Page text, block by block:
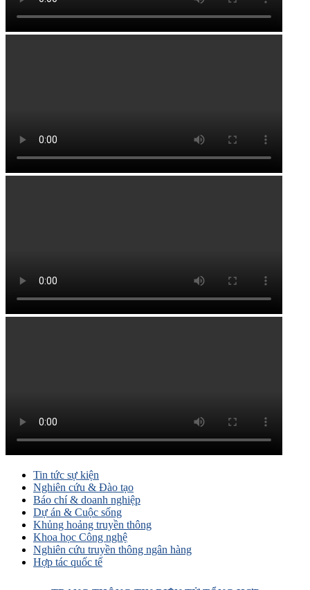
Tin tức sự kiện
Nghiên cứu & Đào tạo
Báo chí & doanh nghiệp
Dự án & Cuộc sống
Khủng hoảng truyền thông
Khoa học Công nghệ
Nghiên cứu truyền thông ngân hàng
Hợp tác quốc tế